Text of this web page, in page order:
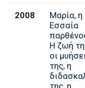
2008
Μαρία, η
Εσσαία
Η ζωή
οι
της, η
της, η